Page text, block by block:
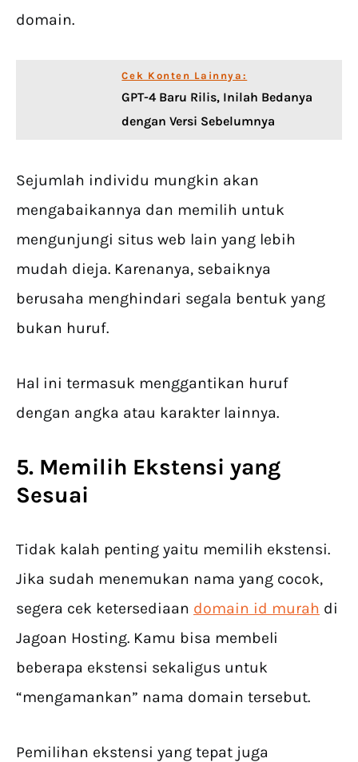
domain.
Cek Konten Lainnya:
GPT-4 Baru Rilis, Inilah Bedanya
dengan Versi Sebelumnya
Sejumlah individu mungkin akan
mengabaikannya dan memilih untuk
mengunjungi situs web lain yang lebih
mudah dieja. Karenanya, sebaiknya
berusaha menghindari segala bentuk yang
bukan huruf.
Hal ini termasuk menggantikan huruf
dengan angka atau karakter lainnya.
5. Memilih Ekstensi yang
Sesuai
Tidak kalah penting yaitu memilih ekstensi.
Jika sudah menemukan nama yang cocok,
segera cek ketersediaan domain id murah di
Jagoan Hosting. Kamu bisa membeli
beberapa ekstensi sekaligus untuk
“mengamankan” nama domain tersebut.
Pemilihan ekstensi yang tepat juga